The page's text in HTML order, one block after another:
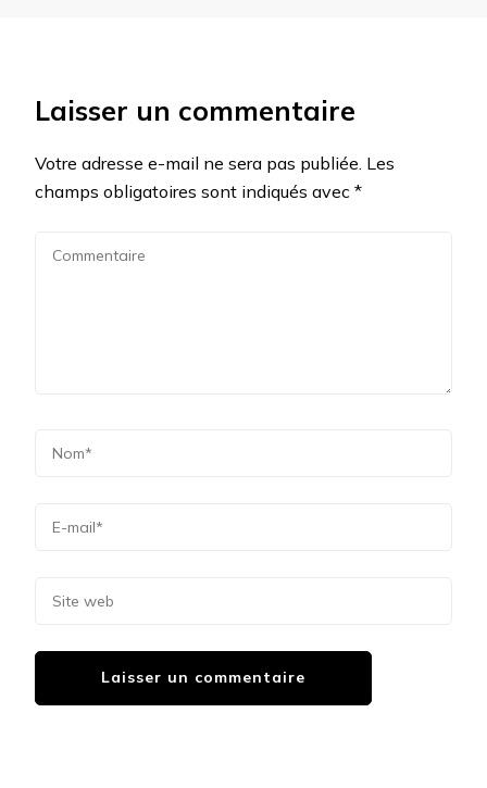
Laisser un commentaire
Votre adresse e-mail ne sera pas publiée. Les
champs obligatoires sont indiqués avec *